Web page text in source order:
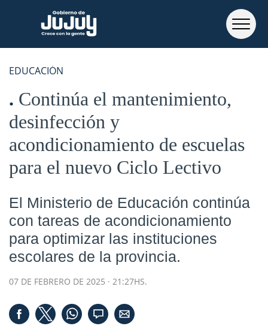
EDUCACIÓN
Continúa el mantenimiento,
desinfección y
acondicionamiento de escuelas
para el nuevo Ciclo Lectivo
El Ministerio de Educación continúa
con tareas de acondicionamiento
para optimizar las instituciones
escolares de la provincia.
07 DE FEBRERO DE 2025 · 21:27HS.